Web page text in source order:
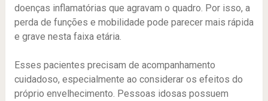
doenças inflamatórias que agravam o quadro. Por isso, a
perda de funções e mobilidade pode parecer mais rápida
e grave nesta faixa etária.
Esses pacientes precisam de acompanhamento
cuidadoso, especialmente ao considerar os efeitos do
próprio envelhecimento. Pessoas idosas possuem